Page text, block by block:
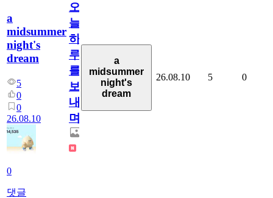
a
midsummer
night's
dream
5
0
0
26.08.10
0
댓글
오
늘
하
루
를
보
내
며!
a
midsummer
night's
dream
26.08.10 5 0